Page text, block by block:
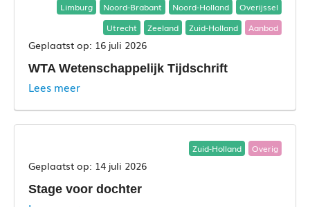
Limburg
Noord-Brabant Noord-Holland
Overijssel
Utrecht
Zeeland Zuid-Holland Aanbod
16 juli 2026
WTA Wetenschappelijk Tijdschrift
Lees meer
Zuid-Holland Overig
14 juli 2026
Stage voor dochter